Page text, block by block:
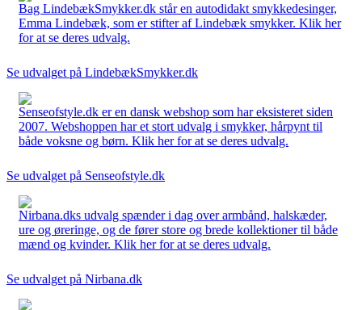
Bag LindebækSmykker.dk står en autodidakt smykkedesinger,
Emma Lindebæk, som er stifter af Lindebæk smykker. Klik her
for at se deres udvalg.
Se udvalget på LindebækSmykker.dk
Senseofstyle.dk er en dansk webshop som har eksisteret siden
2007. Webshoppen har et stort udvalg i smykker, hårpynt til
både voksne og børn. Klik her for at se deres udvalg.
Se udvalget på Senseofstyle.dk
Nirbana.dks udvalg spænder i dag over armbånd, halskæder,
ure og øreringe, og de fører store og brede kollektioner til både
mænd og kvinder. Klik her for at se deres udvalg.
Se udvalget på Nirbana.dk